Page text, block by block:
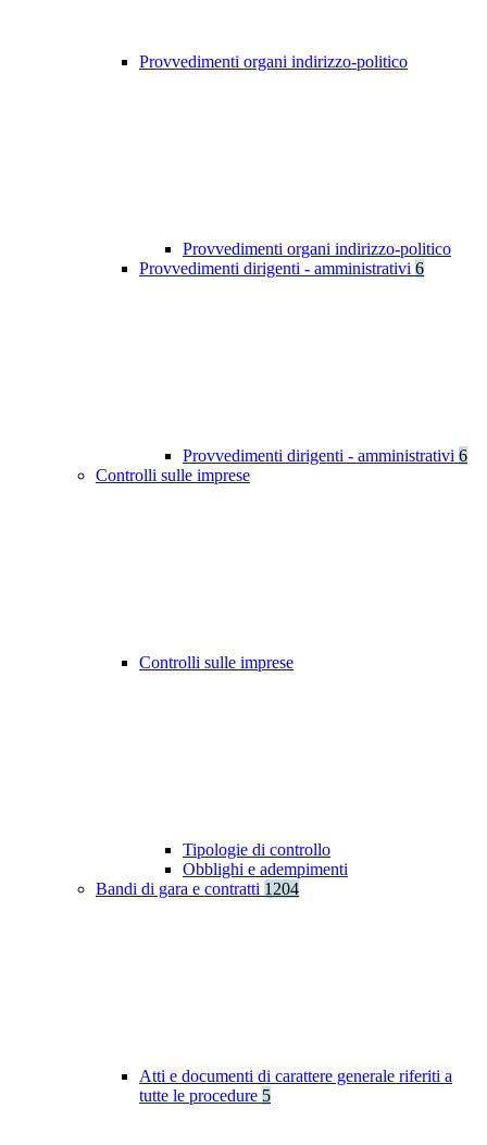
Provvedimenti organi indirizzo-politico
Provvedimenti organi indirizzo-politico
Provvedimenti dirigenti - amministrativi 6
Provvedimenti dirigenti - amministrativi 6
Controlli sulle imprese
Controlli sulle imprese
Tipologie di controllo
Obblighi e adempimenti
Bandi di gara e contratti 1204
Atti e documenti di carattere generale riferiti a
tutte le procedure 5